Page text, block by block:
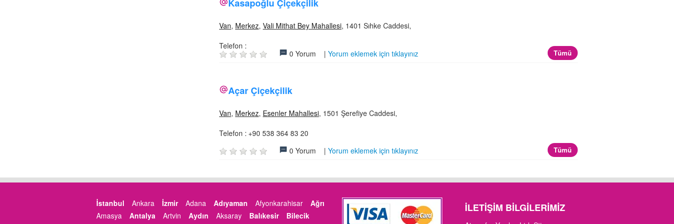
Kasapoğlu Çiçekçilik
Van, Merkez, Vali Mithat Bey Mahallesi, 1401 Sıhke Caddesi,
Telefon :
0 Yorum | Yorum eklemek için tıklayınız Tümü
Açar Çiçekçilik
Van, Merkez, Esenler Mahallesi, 1501 Şerefiye Caddesi,
Telefon : +90 538 364 83 20
0 Yorum | Yorum eklemek için tıklayınız Tümü
İstanbul Ankara İzmir Adana Adıyaman Afyonkarahisar
Ağrı
Amasya
Antalya Artvin Aydın Aksaray Balıkesir
Bilecik
İLETIŞIM BILGILERIMIZ